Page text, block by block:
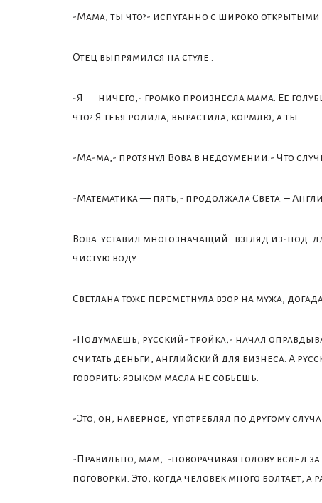
-Мама, ты что?- испуганно с широко открытыми
Отец выпрямился на стуле .
-Я — ничего,- громко произнесла мама. Ее
что? Я тебя родила, вырастила, кормлю, а ты…
-Ма-ма,- протянул Вова в недоумении.- Что
-Математика — пять,- продолжала Света. –
Вова уставил многозначащий взгляд из-под
чистую воду.
Светлана тоже переметнула взор на мужа,
-Подумаешь, русский- тройка,- начал
считать деньги, английский для бизнеса. А
говорить: языком масла не собьешь.
-Это, он, наверное, употреблял по другому
-Правильно, мам,..-поворачивая голову вслед
поговорки. Это, когда человек много болтает, а